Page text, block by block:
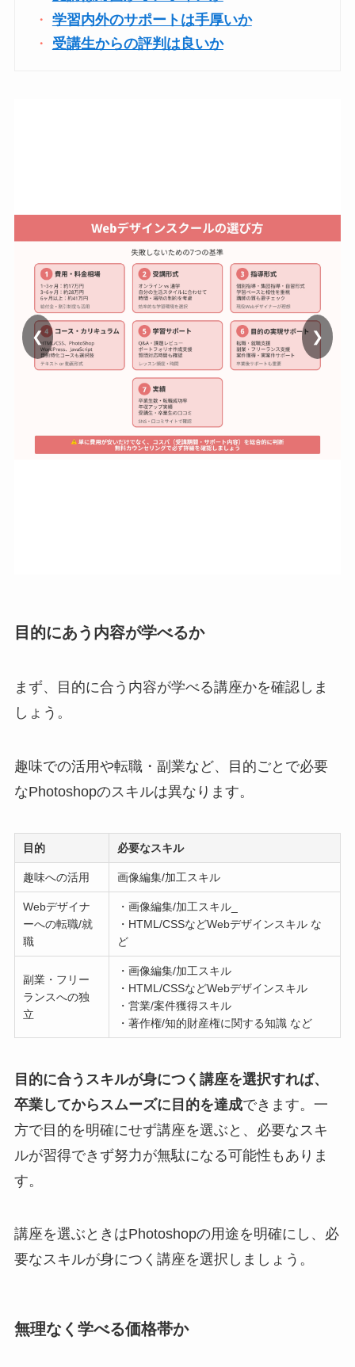
学習内外のサポートは手厚いか
受講生からの評判は良いか
❮ ❯
目的にあう内容が学べるか
まず、目的に合う内容が学べる講座かを確認しま
しょう。
趣味での活用や転職・副業など、目的ごとで必要
なPhotoshopのスキルは異なります。
目的 必要なスキル
趣味への活用 画像編集/加工スキル
Webデザイナ
ーへの転職/就
職
・画像編集/加工スキル_
・HTML/CSSなどWebデザインスキル な
ど
副業・フリー
ランスへの独
立
・画像編集/加工スキル
・HTML/CSSなどWebデザインスキル
・営業/案件獲得スキル
・著作権/知的財産権に関する知識 など
目的に合うスキルが身につく講座を選択すれば、
卒業してからスムーズに目的を達成できます。一
方で目的を明確にせず講座を選ぶと、必要なスキ
ルが習得できず努力が無駄になる可能性もありま
す。
講座を選ぶときはPhotoshopの用途を明確にし、必
要なスキルが身につく講座を選択しましょう。
無理なく学べる価格帯か